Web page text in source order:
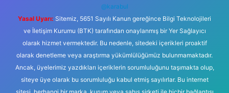
@karabul
Yasal Uyarı: Sitemiz, 5651 Sayılı Kanun gereğince Bilgi Teknolojileri
ve İletişim Kurumu (BTK) tarafından onaylanmış bir Yer Sağlayıcı
olarak hizmet vermektedir. Bu nedenle, sitedeki içerikleri proaktif
olarak denetleme veya araştırma yükümlülüğümüz bulunmamaktadır.
Ancak, üyelerimiz yazdıkları içeriklerin sorumluluğunu taşımakta olup,
siteye üye olarak bu sorumluluğu kabul etmiş sayılırlar. Bu internet